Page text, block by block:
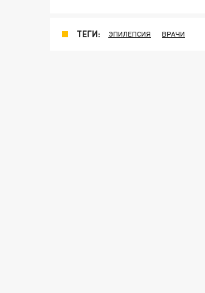
ТЕГИ: ЭПИЛЕПСИЯ ВРАЧИ